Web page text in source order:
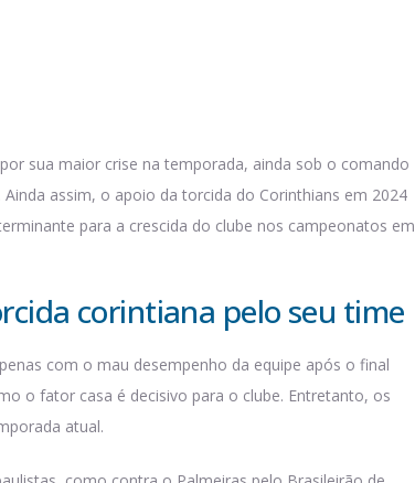
sua maior crise na temporada, ainda sob o comando
assim, o apoio da torcida do Corinthians em 2024
para a crescida do clube nos campeonatos em
corintiana pelo seu time
com o mau desempenho da equipe após o final
o fator casa é decisivo para o clube. Entretanto, os
atual.